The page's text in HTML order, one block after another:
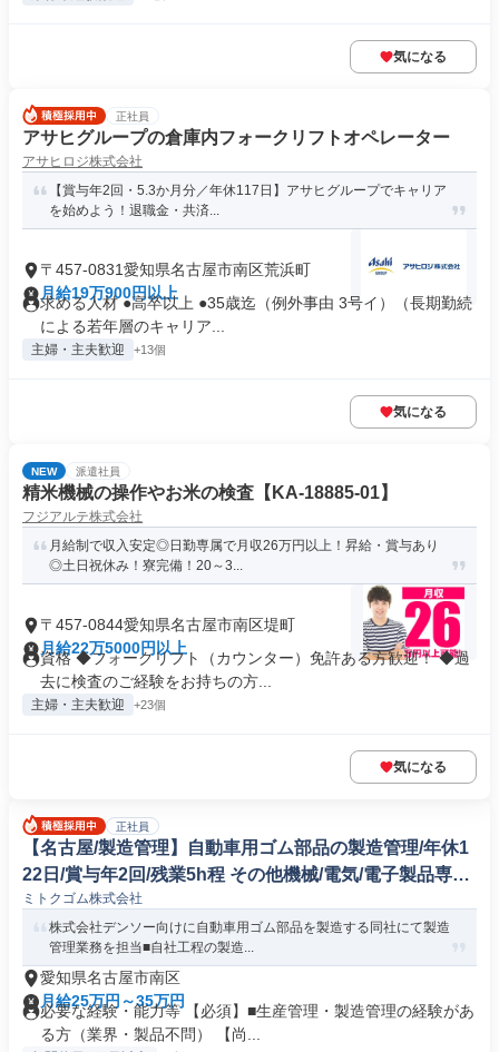
気になる
正社員
アサヒグループの倉庫内フォークリフトオペレーター
アサヒロジ株式会社
【賞与年2回・5.3か月分／年休117日】アサヒグループでキャリア
を始めよう！退職金・共済...
〒457-0831愛知県名古屋市南区荒浜町
月給19万900円以上
求める人材 ●高卒以上 ●35歳迄（例外事由 3号イ）（長期勤続
による若年層のキャリア...
主婦・主夫歓迎 +13個
気になる
NEW 派遣社員
精米機械の操作やお米の検査【KA-18885-01】
フジアルテ株式会社
月給制で収入安定◎日勤専属で月収26万円以上！昇給・賞与あり
◎土日祝休み！寮完備！20～3...
〒457-0844愛知県名古屋市南区堤町
月給22万5000円以上
資格 ◆フォークリフト（カウンター）免許ある方歓迎！ ◆過
去に検査のご経験をお持ちの方...
主婦・主夫歓迎 +23個
気になる
正社員
【名古屋/製造管理】自動車用ゴム部品の製造管理/年休1
22日/賞与年2回/残業5h程 その他機械/電気/電子製品専門
職
ミトクゴム株式会社
株式会社デンソー向けに自動車用ゴム部品を製造する同社にて製造
管理業務を担当■自社工程の製造...
愛知県名古屋市南区
月給25万円～35万円
必要な経験・能力等 【必須】■生産管理・製造管理の経験があ
る方（業界・製品不問） 【尚...